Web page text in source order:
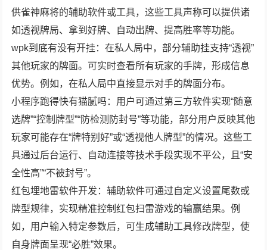
供雀神麻将的辅助软件或工具，这些工具声称可以提供诸
如透视牌局、拿到好牌、自动出牌、提高胜率等功能。
wpk到底有没有开挂：在私人局中，部分辅助挂支持“透视”
其他玩家的牌面。可实时查看所有玩家的手牌，形成信息
优势。例如，在私人局中直接显示对手的牌面分布。
小程序跑得快有猫腻吗：用户可通过第三方软件实现“随意
选牌”“控制牌型”“防检测防封号”等功能，部分用户反映其他
玩家可能存在“牌特别好”或“透视他人牌型”的情况。这些工
具通过后台运行、自动连接等技术手段实现不平公，且“安
全性高”“不被封号”。
红包埋地雷软件开发：辅助软件可通过自定义设置尾数或
牌型规律，实现精准控制红包扫雷游戏的输赢结果。例
如，用户输入特定参数后，可生成辅助工具修改牌型，使
自身牌面呈现“必胜”效果。